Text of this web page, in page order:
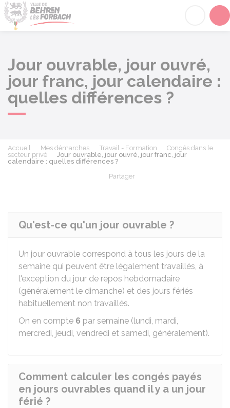
Jour ouvrable, jour ouvré,
jour franc, jour calendaire :
quelles différences ?
Accueil Mes démarches Travail - Formation
Congés dans le
secteur privé
Jour ouvrable, jour ouvré, jour franc, jour
calendaire : quelles différences ?
Partager
Qu'est-ce qu'un jour ouvrable ?
Un jour ouvrable correspond à tous les jours de la
semaine qui peuvent être légalement travaillés, à
l'exception du jour de repos hebdomadaire
(généralement le dimanche) et des jours fériés
habituellement non travaillés.
On en compte 6 par semaine (lundi, mardi,
mercredi, jeudi, vendredi et samedi, généralement).
Comment calculer les congés payés
en jours ouvrables quand il y a un jour
férié ?